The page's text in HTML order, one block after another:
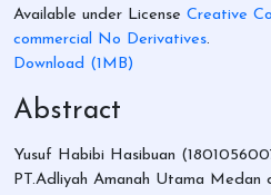
Available under License Creative
commercial No Derivatives.
Download (1MB)
Abstract
Yusuf Habibi Hasibuan
PT.Adliyah Amanah Utama Medan